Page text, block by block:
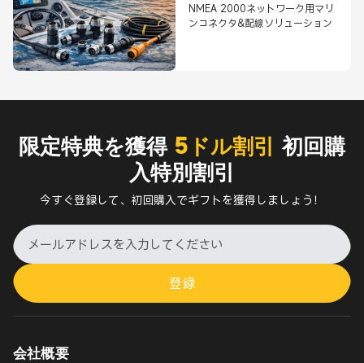
NMEA 2000ネットワーク用マリ
ンコネクタ&配線ソリューション
限定特典を獲得 5ドル割引 初回購
入特別割引
今すぐ登録して、初回購入でギフトを獲得しましょう！
登録
会社概要